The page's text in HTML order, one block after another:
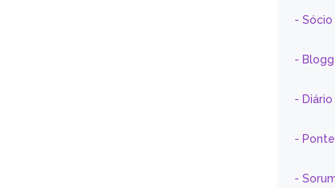
-
-
-
-
-